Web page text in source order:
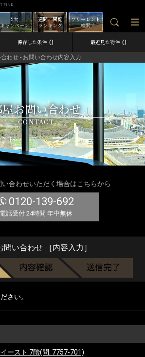
FIND
フリーレント
検索
週間／閲覧
ランキング
5大
キャンペーン
保存した条件 0 最近見た物件 0
わせ - お問い合わせ内容入力
お問い合わせ
CONTACT
合わせいただく場合はこちらから
0120-139-692
電話受付 24時間 年中無休
問い合わせ ［内容入力］
さい。
ースト 7階(問: 7757-701)